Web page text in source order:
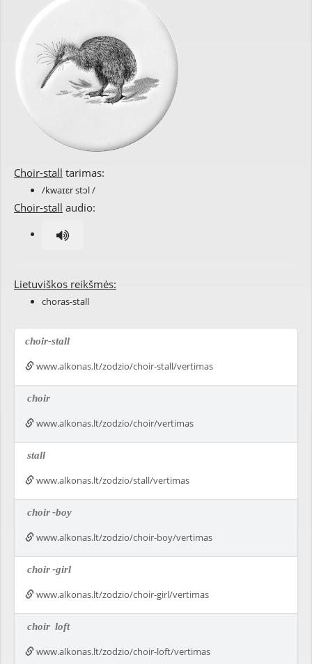
Choir-stall tarimas:
/kwaɪɛr stɔl /
Choir-stall audio:
Lietuviškos reikšmės:
choras-stall
choir-stall
www.alkonas.lt/zodzio/choir-stall/vertimas
choir
www.alkonas.lt/zodzio/choir/vertimas
stall
www.alkonas.lt/zodzio/stall/vertimas
choir-boy
www.alkonas.lt/zodzio/choir-boy/vertimas
choir-girl
www.alkonas.lt/zodzio/choir-girl/vertimas
choir loft
www.alkonas.lt/zodzio/choir-loft/vertimas